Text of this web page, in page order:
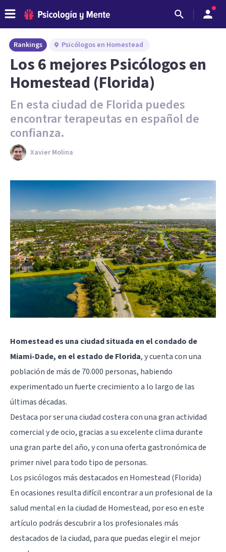
Rankings Psicólogos en Homestead
Los 6 mejores Psicólogos en
Homestead (Florida)
En esta ciudad de Florida puedes
encontrar terapeutas en español de
confianza.
Xavier Molina
Homestead es una ciudad situada en el condado de
Miami-Dade, en el estado de Florida, y cuenta con una
población de más de 70.000 personas, habiendo
experimentado un fuerte crecimiento a lo largo de las
últimas décadas.
Destaca por ser una ciudad costera con una gran actividad
comercial y de ocio, gracias a su excelente clima durante
una gran parte del año, y con una oferta gastronómica de
primer nivel para todo tipo de personas.
Los psicólogos más destacados en Homestead (Florida)
En ocasiones resulta difícil encontrar a un profesional de la
salud mental en la ciudad de Homestead, por eso en este
artículo podrás descubrir a los profesionales más
destacados de la ciudad, para que puedas elegir el mejor